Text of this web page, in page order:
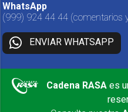
WhatsApp
(999) 924 44 44 (comentarios
ENVIAR WHATSAPP
Cadena RASA es